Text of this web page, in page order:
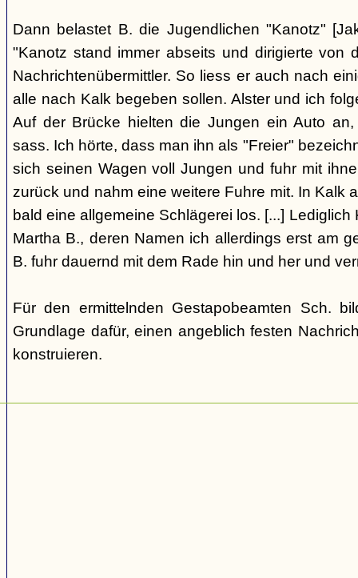
Dann belastet B. die Jugendlichen "Kanotz"
"Kanotz stand immer abseits und dirigierte von
Nachrichtenübermittler. So liess er auch nach
alle nach Kalk begeben sollen. Alster und ich
Auf der Brücke hielten die Jungen ein Auto
sass. Ich hörte, dass man ihn als "Freier"
sich seinen Wagen voll Jungen und fuhr mit
zurück und nahm eine weitere Fuhre mit. In Kalk
bald eine allgemeine Schlägerei los. [...]
Martha B., deren Namen ich allerdings erst am
B. fuhr dauernd mit dem Rade hin und her und
Für den ermittelnden Gestapobeamten Sch.
Grundlage dafür, einen angeblich festen
konstruieren.